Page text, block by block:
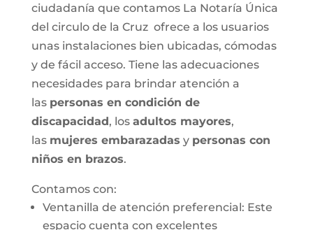
ciudadanía que contamos La Notaría Única
del circulo de la Cruz ofrece a los usuarios
unas instalaciones bien ubicadas, cómodas
y de fácil acceso. Tiene las adecuaciones
necesidades para brindar atención a
las personas en condición de
discapacidad, los adultos mayores,
las mujeres embarazadas y personas con
niños en brazos.
Contamos con:
Ventanilla de atención preferencial: Este
espacio cuenta con excelentes